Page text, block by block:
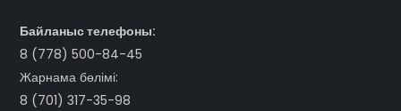
Байланыс телефоны:
8 (778) 500-84-45
Жарнама бөлімі:
8 (701) 317-35-98